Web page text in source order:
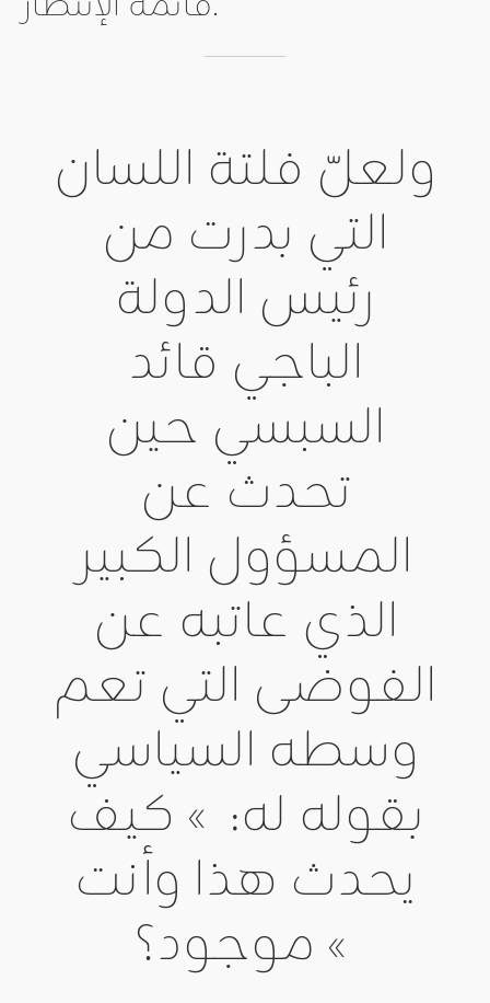
ولعلّ فلتة اللسان
التي بدرت من
رئيس الدولة
الباجي قائد
السبسي حين
تحدث عن
المسؤول الكبير
الذي عاتبه عن
الفوضى التي تعم
وسطه السياسي
بقوله له: » كيف
يحدث هذا وأنت
موجود؟ «